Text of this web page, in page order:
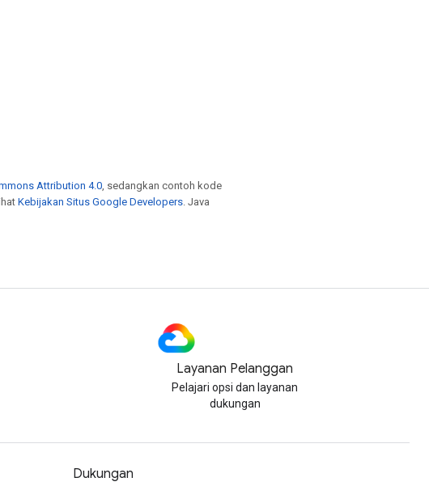
Attribution 4.0, sedangkan contoh kode
Kebijakan Situs Google Developers. Java
Layanan Pelanggan
Pelajari opsi dan layanan
dukungan
Dukungan